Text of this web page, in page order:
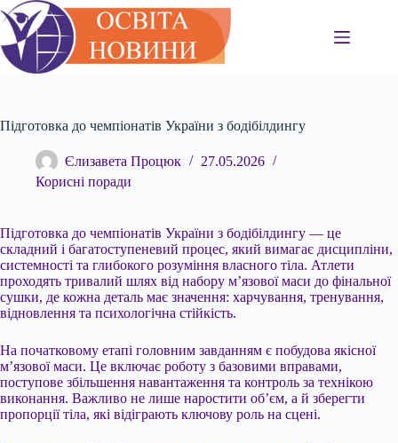
Перейти
до
вмісту
Підготовка до чемпіонатів України з бодібілдингу
Єлизавета Процюк
27.05.2026
Корисні поради
Підготовка до чемпіонатів України з бодібілдингу — це
складний і багатоступеневий процес, який вимагає дисципліни,
системності та глибокого розуміння власного тіла. Атлети
проходять тривалий шлях від набору м’язової маси до фінальної
сушки, де кожна деталь має значення: харчування, тренування,
відновлення та психологічна стійкість.
На початковому етапі головним завданням є побудова якісної
м’язової маси. Це включає роботу з базовими вправами,
поступове збільшення навантаження та контроль за технікою
виконання. Важливо не лише наростити об’єм, а й зберегти
пропорції тіла, які відіграють ключову роль на сцені.